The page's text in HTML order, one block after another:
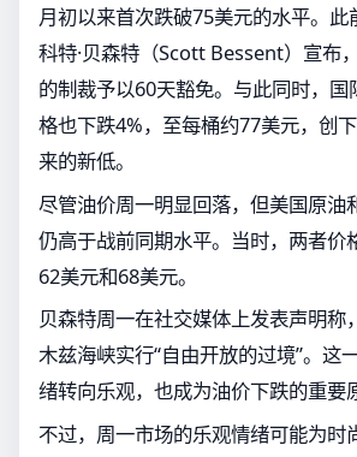
月初以来首次跌破75美元的水平。此
科特·贝森特（Scott Bessent）宣布
的制裁予以60天豁免。与此同时，国
格也下跌4%，至每桶约77美元，创
来的新低。
尽管油价周一明显回落，但美国原油
仍高于战前同期水平。当时，两者价
62美元和68美元。
贝森特周一在社交媒体上发表声明称
木兹海峡实行“自由开放的过境”。这
绪转向乐观，也成为油价下跌的重要
不过，周一市场的乐观情绪可能为时